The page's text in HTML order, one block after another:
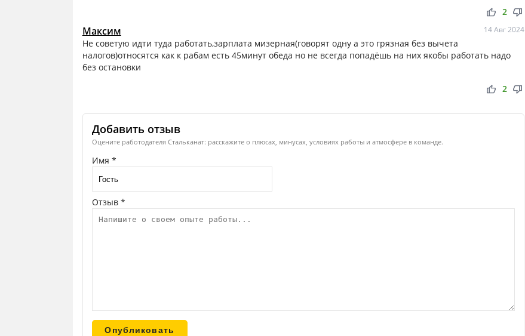
thumb_up thumb_down
2
Максим 14 Авг 2024
Не советую идти туда работать,зарплата мизерная(говорят одну а это грязная без вычета
налогов)относятся как к рабам есть 45минут обеда но не всегда попадёшь на них якобы работать надо
без остановки
thumb_up thumb_down
2
Добавить отзыв
Оцените работодателя Стальканат: расскажите о плюсах, минусах, условиях работы и атмосфере в команде.
Имя *
Отзыв *